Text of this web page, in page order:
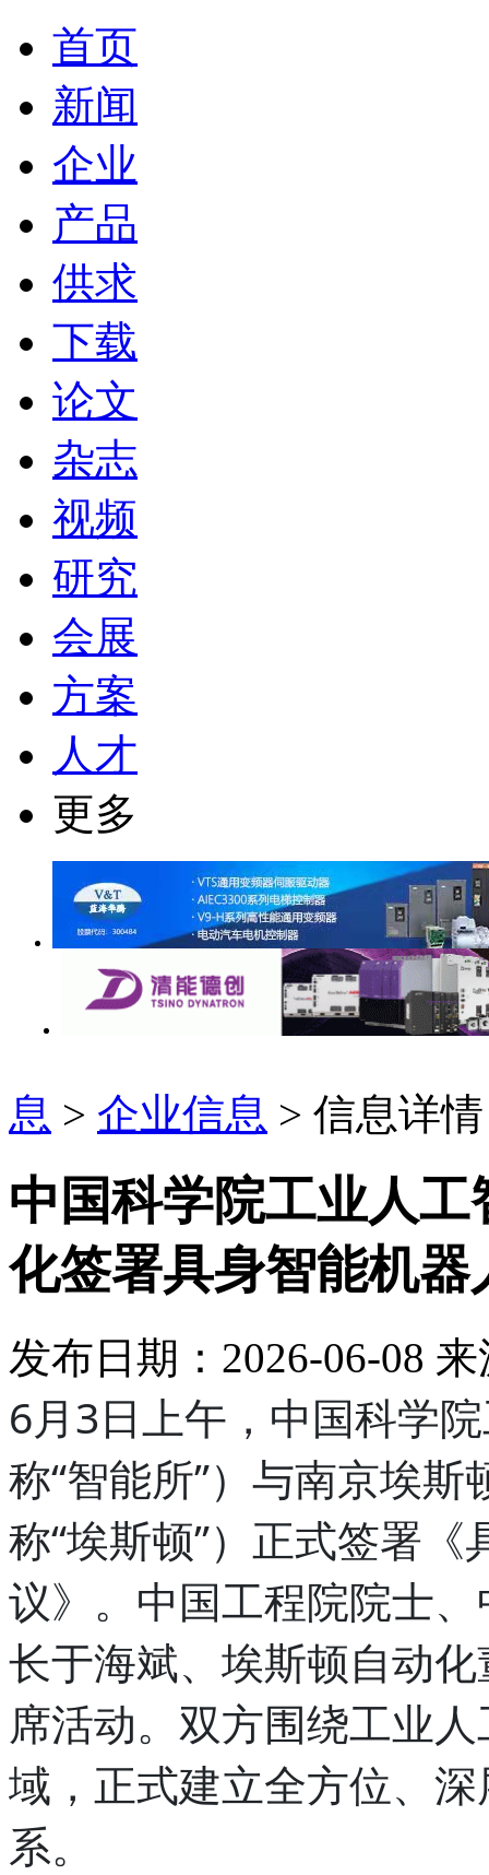
首页
新闻
企业
产品
供求
下载
论文
杂志
视频
研究
会展
方案
人才
更多
息 > 企业信息 > 信息详情
中国科学院工业人
化签署具身智能机
发布日期：2026-06-08 来
6月3日上午，中国科学
称“智能所”）与南京埃斯
称“埃斯顿”）正式签署
议》。中国工程院院士
长于海斌、埃斯顿自动
席活动。双方围绕工业
域，正式建立全方位、
系。